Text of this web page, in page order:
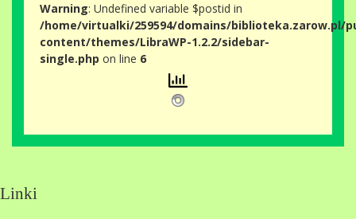
Warning: Undefined variable $postid in
/home/virtualki/259594/domains/biblioteka.zarow.pl/
content/themes/LibraWP-1.2.2/sidebar-
single.php on line 6
Linki